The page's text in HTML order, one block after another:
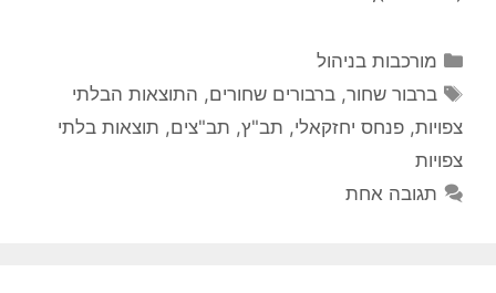
קטגוריות
מורכבות בניהול
תגיות
ברבור שחור,ברבורים שחורים, התוצאות הבלתי
צפויות, פנחס יחזקאלי, תב"ץ, תב"צים, תוצאות בלתי
צפויות
תגובה אחת